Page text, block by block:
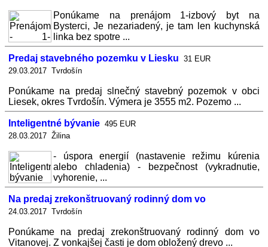
Ponúkame na prenájom 1-izbový byt na
Bysterci, Je nezariadený, je tam len kuchynská
linka bez spotre ...
Predaj stavebného pozemku v Liesku 31 EUR
29.03.2017 Tvrdošín
Ponúkame na predaj slnečný stavebný pozemok v obci
Liesek, okres Tvrdošín. Výmera je 3555 m2. Pozemo ...
Inteligentné bývanie 495 EUR
28.03.2017 Žilina
- úspora energií (nastavenie režimu kúrenia
alebo chladenia) - bezpečnost (vykradnutie,
vyhorenie, ...
Na predaj zrekonštruovaný rodinný dom vo
24.03.2017 Tvrdošín
Ponúkame na predaj zrekonštruovaný rodinný dom vo
Vitanovej. Z vonkajšej časti je dom obložený drevo ...